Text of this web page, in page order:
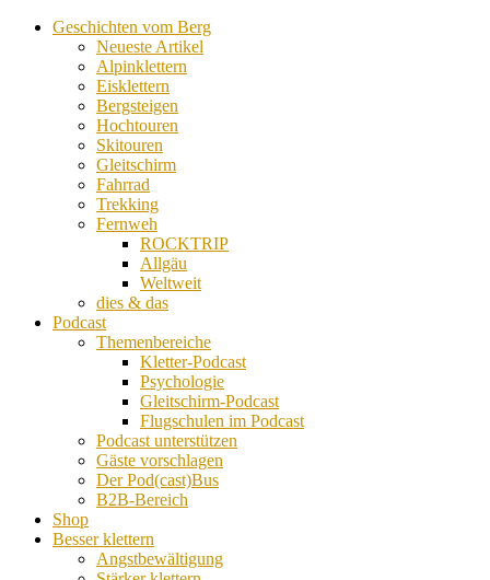
Geschichten vom Berg
Neueste Artikel
Alpinklettern
Eisklettern
Bergsteigen
Hochtouren
Skitouren
Gleitschirm
Fahrrad
Trekking
Fernweh
ROCKTRIP
Allgäu
Weltweit
dies & das
Podcast
Themenbereiche
Kletter-Podcast
Psychologie
Gleitschirm-Podcast
Flugschulen im Podcast
Podcast unterstützen
Gäste vorschlagen
Der Pod(cast)Bus
B2B-Bereich
Shop
Besser klettern
Angstbewältigung